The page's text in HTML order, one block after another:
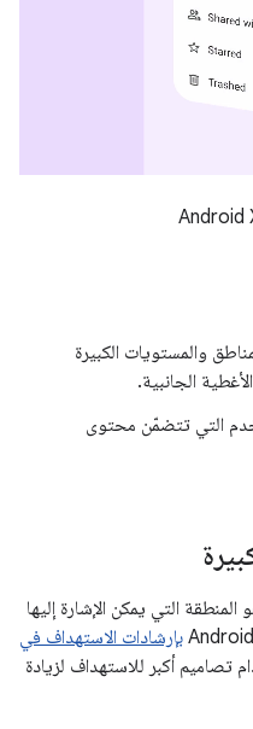
والمستويات الكبيرة
الجانبية.
التي تتضمّن محتوى
التي يمكن الإشارة إليها
بإرشادات الاستهداف في
تصاميم أكبر للاستهداف لزيادة